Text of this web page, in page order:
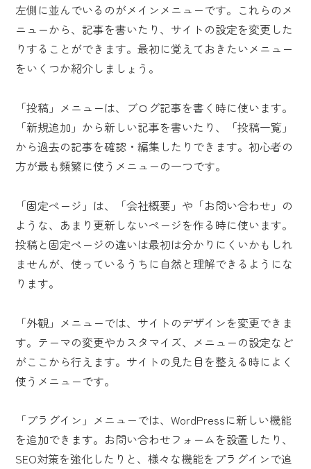
左側に並んでいるのがメインメニューです。これらのメ
ニューから、記事を書いたり、サイトの設定を変更した
りすることができます。最初に覚えておきたいメニュー
をいくつか紹介しましょう。
「投稿」メニューは、ブログ記事を書く時に使います。
「新規追加」から新しい記事を書いたり、「投稿一覧」
から過去の記事を確認・編集したりできます。初心者の
方が最も頻繁に使うメニューの一つです。
「固定ページ」は、「会社概要」や「お問い合わせ」の
ような、あまり更新しないページを作る時に使います。
投稿と固定ページの違いは最初は分かりにくいかもしれ
ませんが、使っているうちに自然と理解できるようにな
ります。
「外観」メニューでは、サイトのデザインを変更できま
す。テーマの変更やカスタマイズ、メニューの設定など
がここから行えます。サイトの見た目を整える時によく
使うメニューです。
「プラグイン」メニューでは、WordPressに新しい機能
を追加できます。お問い合わせフォームを設置したり、
SEO対策を強化したりと、様々な機能をプラグインで追